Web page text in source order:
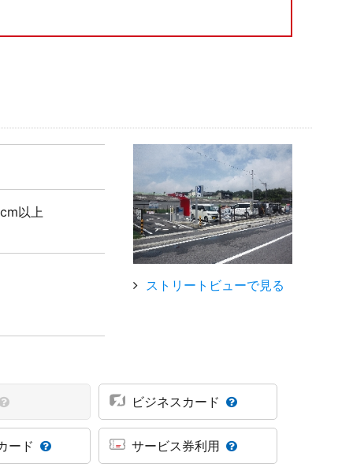
以上
ストリートビューで見る
ビジネスカード
ード サービス券利用